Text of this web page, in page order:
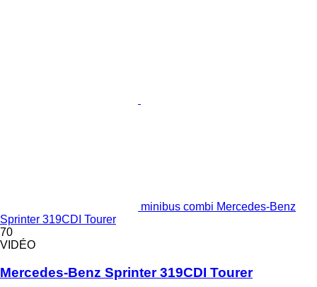
minibus combi Mercedes-Benz
Sprinter 319CDI Tourer
70
VIDÉO
Mercedes-Benz Sprinter 319CDI Tourer